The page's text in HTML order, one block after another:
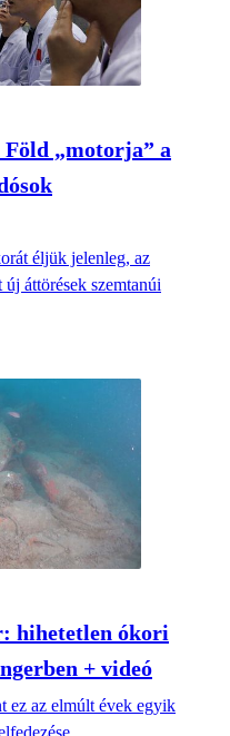
„motorja” a
éljük jelenleg, az
áttörések szemtanúi
hihetetlen ókori
+ videó
ez az elmúlt évek egyik